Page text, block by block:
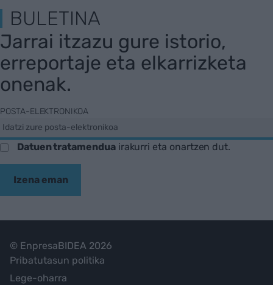
BULETINA
Jarrai itzazu gure istorio,
erreportaje eta elkarrizketa
onenak.
POSTA-ELEKTRONIKOA
Datuen tratamenduairakurri eta onartzen dut.
Izena eman
© EnpresaBIDEA 2026
Pribatutasun politika
Lege-oharra